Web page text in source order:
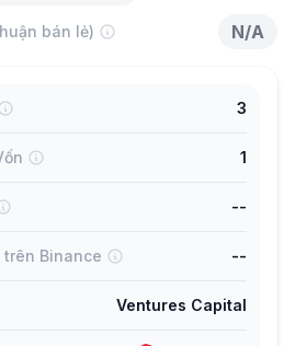
bán lẻ) N/A
3
1
--
trên Binance --
Ventures Capital